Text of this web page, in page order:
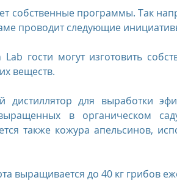
собственные программы. Так
проводит следующие
гости могут изготовить
веществ.
дистиллятор для выработки
в органическом
также кожура апельсинов,
выращивается до 40 кг грибов